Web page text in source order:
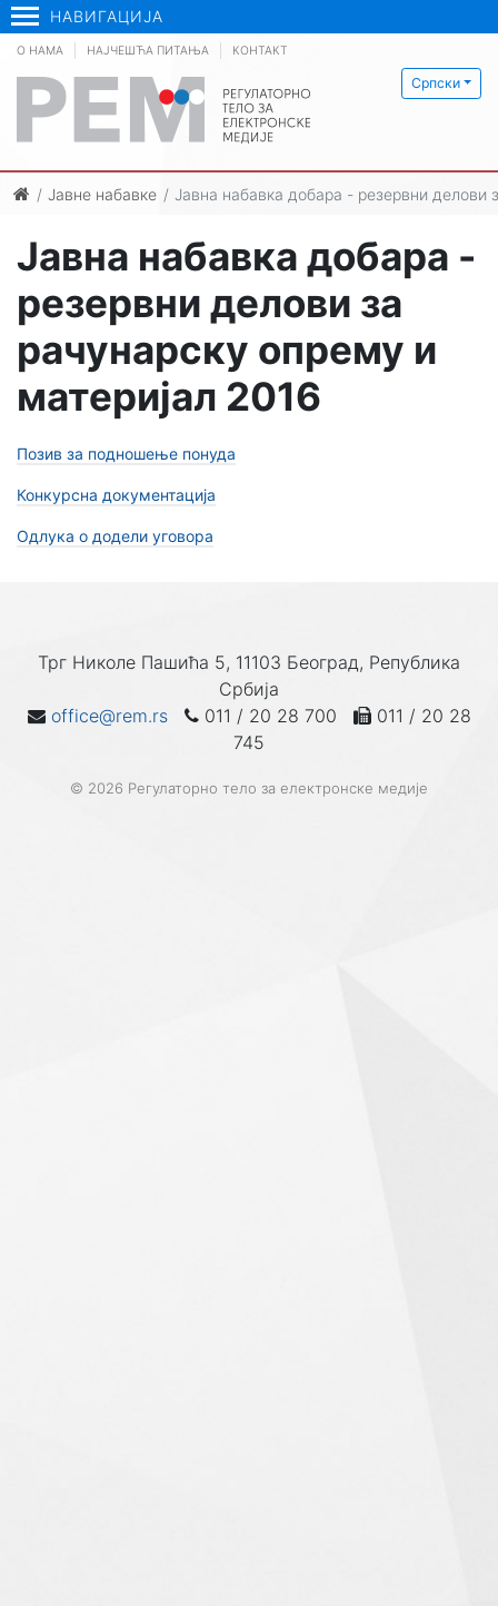
НАВИГАЦИЈА
Српски
О НАМА НАЈЧЕШЋА ПИТАЊА КОНТАКТ
Јавне набавке Јавна набавка добара - резервни делови
Јавна набавка добара -
резервни делови за
рачунарску опрему и
материјал 2016
Позив за подношење понуда
Конкурсна документација
Одлука о додели уговора
Трг Николе Пашића 5, 11103 Београд, Република
Србија
office@rem.rs
011 / 20 28 700
011 / 20 28
745
© 2026 Регулаторно тело за електронске медије